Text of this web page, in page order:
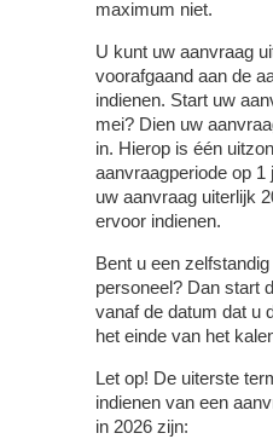
maximum niet.
U kunt uw aanvraag
voorafgaand aan de
indienen. Start uw
mei? Dien uw
in. Hierop is één
aanvraagperiode op 1
uw aanvraag uiterlijk
ervoor indienen.
Bent u een
personeel? Dan start
vanaf de datum dat u
het einde van het
Let op! De uiterste
indienen van een
in 2026 zijn: